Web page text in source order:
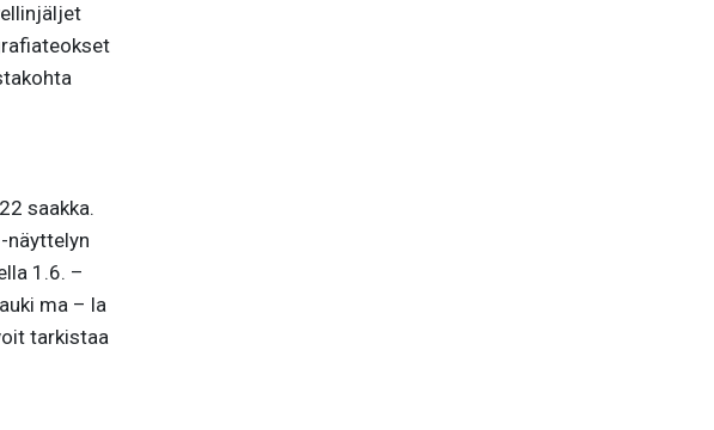
saakka.
näyttelyn
1.6. –
ma – la
tarkistaa